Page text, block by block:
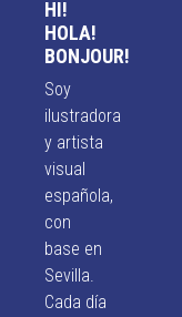
HI!
HOLA!
BONJOUR!
Soy
ilustradora
y artista
visual
española,
con
base en
Sevilla.
Cada día